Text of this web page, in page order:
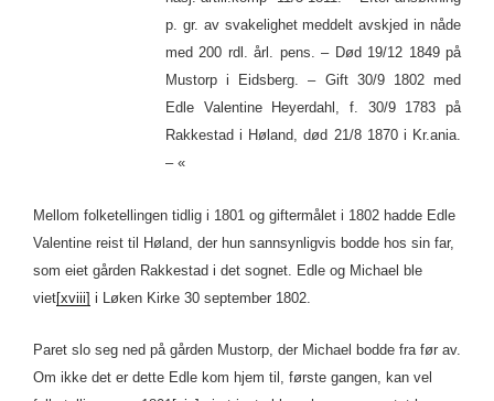
p. gr. av svakelighet meddelt avskjed in nåde
med 200 rdl. årl. pens. – Død 19/12 1849 på
Mustorp i Eidsberg. – Gift 30/9 1802 med
Edle Valentine Heyerdahl, f. 30/9 1783 på
Rakkestad i Høland, død 21/8 1870 i Kr.ania.
– «
Mellom folketellingen tidlig i 1801 og giftermålet i 1802 hadde Edle
Valentine reist til Høland, der hun sannsynligvis bodde hos sin far,
som eiet gården Rakkestad i det sognet. Edle og Michael ble
viet[xviii] i Løken Kirke 30 september 1802.
Paret slo seg ned på gården Mustorp, der Michael bodde fra før av.
Om ikke det er dette Edle kom hjem til, første gangen, kan vel